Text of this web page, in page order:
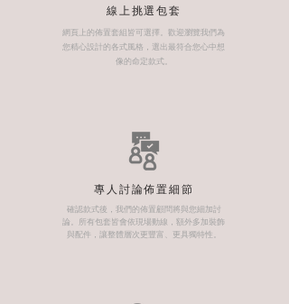
線上挑選包套
網頁上的佈置套組皆可選擇。歡迎瀏覽我們為
您精心設計的各式風格，選出最符合您心中想
像的命定款式。
專人討論佈置細節
確認款式後，我們的佈置顧問將與您細加討
論。所有包套皆會依現場動線，額外多加裝飾
與配件，讓整體層次更豐富、更具獨特性。